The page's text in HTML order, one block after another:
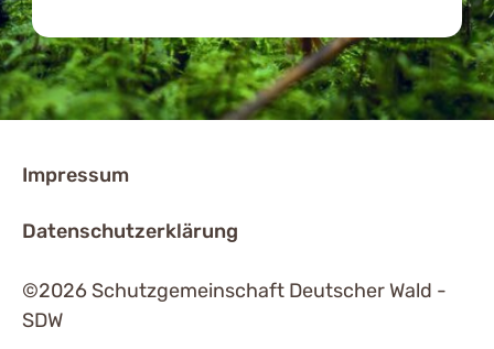
©2026 Schutzgemeinschaft Deutscher Wald -
SDW
Impressum
Datenschutzerklärung